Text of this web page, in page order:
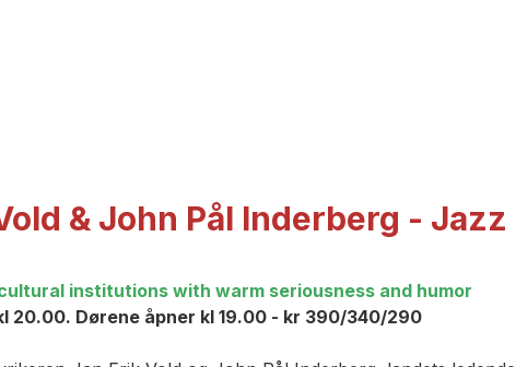
& John Pål Inderberg - Jazz
institutions with warm seriousness and humor
20.00. Dørene åpner kl 19.00 - kr 390/340/290